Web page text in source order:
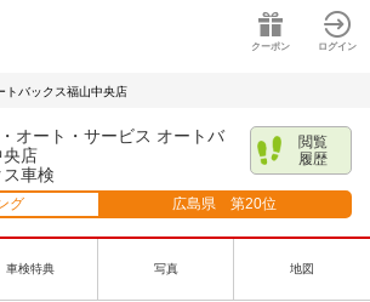
クーポン ログイン
トバックス福山中央店
オート・サービス オートバ
央店
車検
閲覧
履歴
グ 広島県第20位
車検特典 写真 地図